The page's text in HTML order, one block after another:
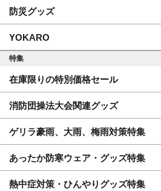
防災グッズ
YOKARO
特集
在庫限りの特別価格セール
消防団操法大会関連グッズ
ゲリラ豪雨、大雨、梅雨対策特集
あったか防寒ウェア・グッズ特集
熱中症対策・ひんやりグッズ特集